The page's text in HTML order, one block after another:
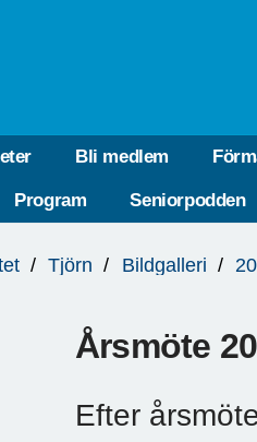
Bli medlem
Program Seniorpodden
Tjörn Bildgalleri
Årsmöte
Efter